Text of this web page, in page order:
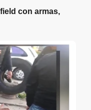
con armas,